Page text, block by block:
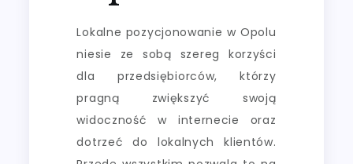
Lokalne pozycjonowanie w Opolu
niesie ze sobą szereg korzyści
dla przedsiębiorców, którzy
pragną zwiększyć swoją
widoczność w internecie oraz
dotrzeć do lokalnych klientów.